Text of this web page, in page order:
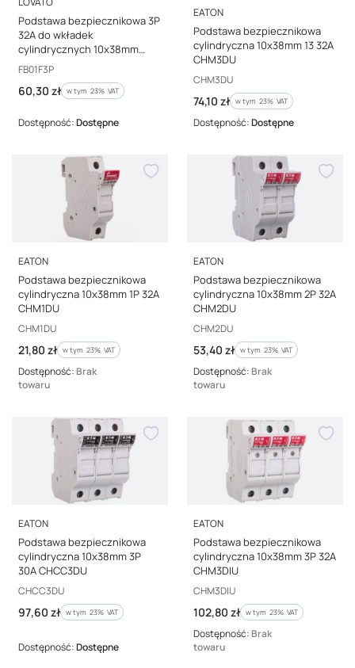
Podstawa bezpiecznikowa 3P
32A do wkładek
cylindrycznych 10x38mm
FB01F3P
Kod producenta
FB01F3P
Cena brutto
60,30 zł w tym %s VAT
w tym 23% VAT
Dostępność:Dostępne
PRODUCENT
EATON
Podstawa bezpiecznikowa
cylindryczna 10x38mm 13 32A
CHM3DU
Kod producenta
CHM3DU
Cena brutto
74,10 zł w tym %s VAT
w tym 23% VAT
Dostępność:Dostępne
PRODUCENT
EATON
Podstawa bezpiecznikowa
cylindryczna 10x38mm 1P 32A
CHM1DU
Kod producenta
CHM1DU
Cena brutto
21,80 zł w tym %s VAT
w tym 23% VAT
Dostępność: Brak
towaru
PRODUCENT
EATON
Podstawa bezpiecznikowa
cylindryczna 10x38mm 2P 32A
CHM2DU
Kod producenta
CHM2DU
Cena brutto
53,40 zł w tym %s VAT
w tym 23% VAT
Dostępność: Brak
towaru
PRODUCENT
EATON
Podstawa bezpiecznikowa
cylindryczna 10x38mm 3P
30A CHCC3DU
Kod producenta
CHCC3DU
Cena brutto
97,60 zł w tym %s VAT
w tym 23% VAT
Dostępność:Dostępne
PRODUCENT
EATON
Podstawa bezpiecznikowa
cylindryczna 10x38mm 3P 32A
CHM3DIU
Kod producenta
CHM3DIU
Cena brutto
102,80 zł w tym %s VAT
w tym 23% VAT
Dostępność: Brak
towaru